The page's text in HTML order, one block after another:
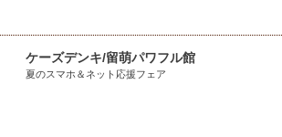
ケーズデンキ/留萌パワフル館
夏のスマホ＆ネット応援フェア